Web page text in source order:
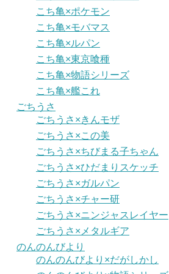
こち亀×ポケモン
こち亀×モバマス
こち亀×ルパン
こち亀×東京喰種
こち亀×物語シリーズ
こち亀×艦これ
ごちうさ
ごちうさ×きんモザ
ごちうさ×この美
ごちうさ×ちびまる子ちゃん
ごちうさ×ひだまりスケッチ
ごちうさ×ガルパン
ごちうさ×チャー研
ごちうさ×ニンジャスレイヤー
ごちうさ×メタルギア
のんのんびより
のんのんびより×だがしかし